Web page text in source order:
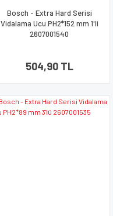
Bosch - Extra Hard Serisi
Vidalama Ucu PH2*152 mm 1'li
2607001540
504,90 TL